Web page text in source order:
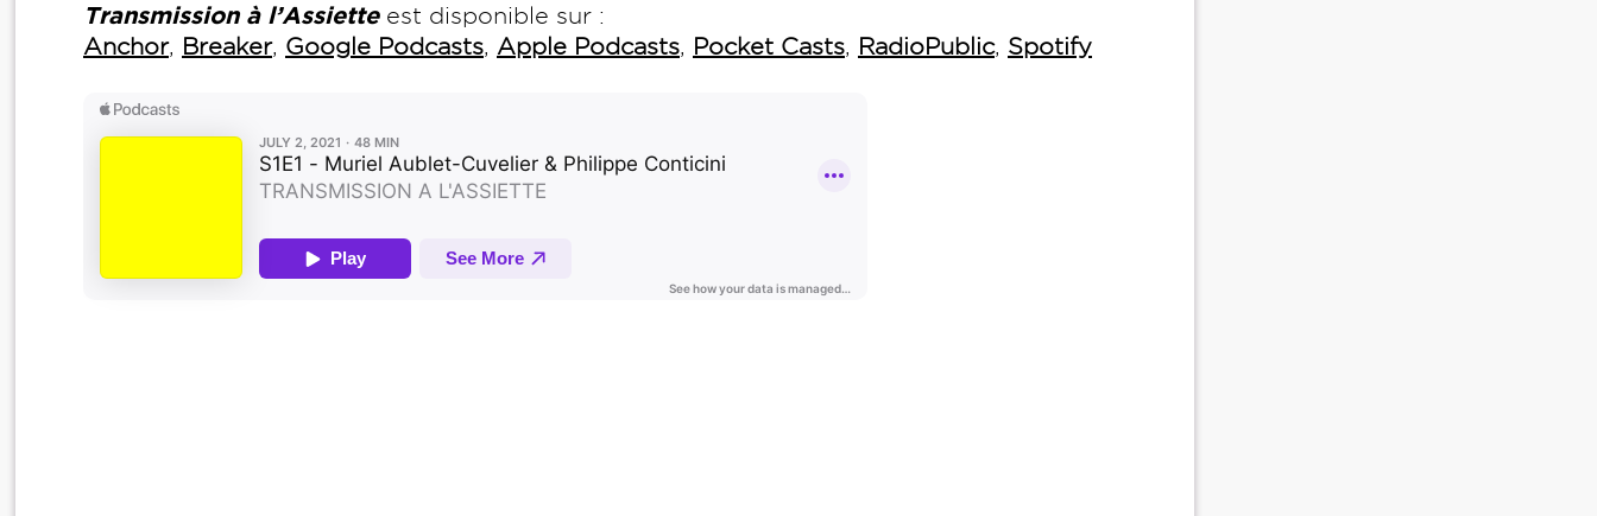
Transmission à l’Assietteest disponible sur :
Anchor, Breaker, Google Podcasts, Apple Podcasts, Pocket Casts, RadioPublic, Spotify